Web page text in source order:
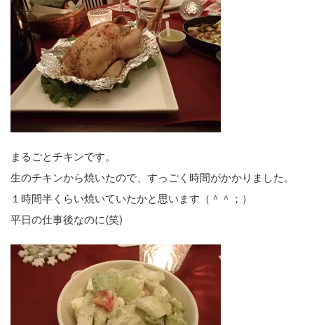
まるごとチキンです。
生のチキンから焼いたので、すっごく時間がかかりました。
１時間半くらい焼いていたかと思います（＾＾；）
平日の仕事後なのに(笑)